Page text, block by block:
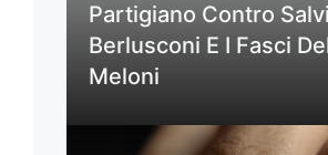
Partigiano Contro
Berlusconi E I Fasci
Meloni